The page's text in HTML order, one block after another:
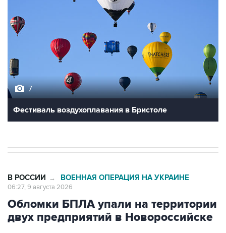
7
Фестиваль воздухоплавания в Бристоле
В РОССИИ → ВОЕННАЯ ОПЕРАЦИЯ НА УКРАИНЕ
06:27, 9 августа 2026
Обломки БПЛА упали на территории
двух предприятий в Новороссийске